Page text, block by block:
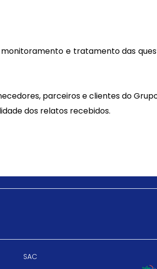
e tratamento das
parceiros e clientes do
dos relatos recebidos.
SAC